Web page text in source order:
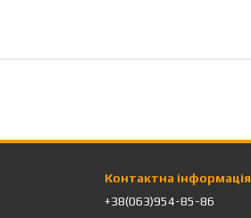
Контактна інформація
+38(063)954-85-86